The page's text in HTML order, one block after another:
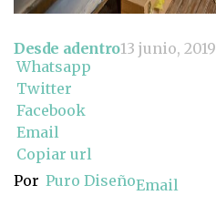
Desde adentro13 junio, 2019
Whatsapp
Twitter
Facebook
Email
Copiar url
Por Puro DiseñoEmail